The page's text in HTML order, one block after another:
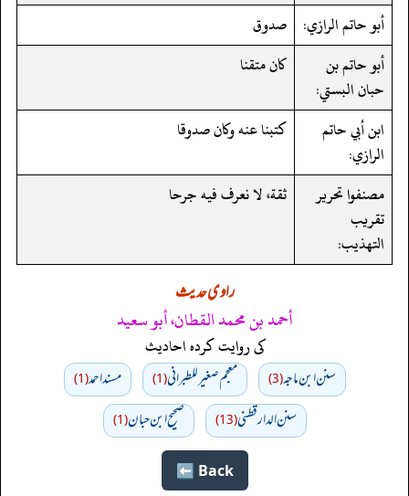
أبو حاتم الرازي: صدوق
أبو حاتم بن
حبان البستي:
كان متقنا
ابن أبي حاتم
الرازي:
كتبنا عنه وكان صدوقا
مصنفوا تحرير
تقريب
التهذيب:
ثقة، لا نعرف فيه جرحا
راوی حدیث
أحمد بن محمد القطان، أبو سعيد
کی روایت کردہ احادیث
سنن ابن ماجه(3) معجم صغير للطبراني(1) مسند احمد(1)
سنن الدارقطني(13) صحیح ابن حبان(1)
Back ⬅️